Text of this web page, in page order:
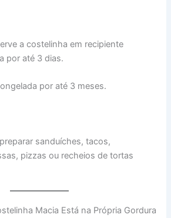
a costelinha em recipiente
por até 3 dias.
por até 3 meses.
sanduíches, tacos,
pizzas ou recheios de tortas
Macia Está na Própria Gordura